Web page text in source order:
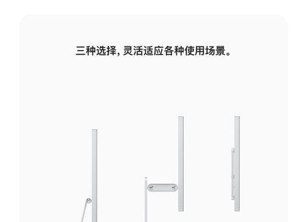
三种选择，灵活适应各种使用场景。